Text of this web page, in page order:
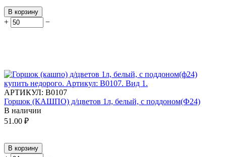
В корзину
+ −
АРТИКУЛ: В0107
Горшок (КАШПО) д/цветов 1л, белый, с поддоном(Ф24)
В наличии
51.00 ₽
В корзину